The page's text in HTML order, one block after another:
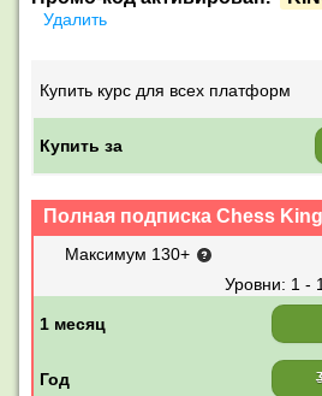
Удалить
Купить курс для всех платформ
Купить за
Полная подписка Chess King
Максимум 130+
1 -